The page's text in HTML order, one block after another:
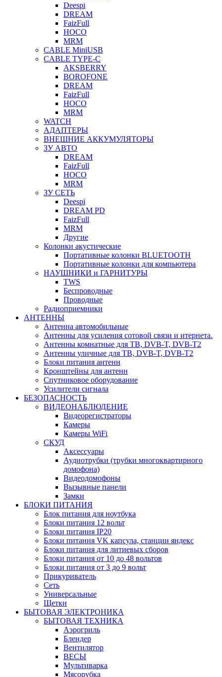
Deespi
DREAM
FaizFull
HOCO
MRM
CABLE MiniUSB
CABLE TYPE-C
AKSBERRY
BOROFONE
DREAM
FaizFull
HOCO
MRM
WATCH
АДАПТЕРЫ
ВНЕШНИЕ АККУМУЛЯТОРЫ
ЗУ АВТО
DREAM
FaizFull
HOCO
MRM
ЗУ СЕТЬ
Deespi
DREAM PD
FaizFull
MRM
Другие
Колонки акустические
Портативные колонки BLUETOOTH
Портативные колонки для компьютера
НАУШНИКИ и ГАРНИТУРЫ
TWS
Беспроводные
Проводные
Радиоприемники
АНТЕННЫ
Антенна автомобильные
Антенны для усиления сотовой связи и итернета.
Антенны комнатные для ТВ, DVB-T, DVB-T2
Антенны уличные для ТВ, DVB-T, DVB-T2
Блоки питания антенн
Кронштейны для антенн
Спутниковое оборудование
Усилители сигнала
БЕЗОПАСНОСТЬ
ВИДЕОНАБЛЮДЕНИЕ
Видеорегистраторы
Камеры
Камеры WiFi
СКУД
Аксессуары
Аудиотрубки (трубки многоквартирного
домофона)
Видеодомофоны
Вызывные панели
Замки
БЛОКИ ПИТАНИЯ
Блок питания для ноутбука
Блоки питания 12 вольт
Блоки питания IP20
Блоки питания VK капсула, станции яндекс
Блоки питания для литиевых сборов
Блоки питания от 10 до 48 вольтов
Блоки питания от 3 до 9 вольт
Прикуриватель
Сеть
Универсальные
Щетки
БЫТОВАЯ ЭЛЕКТРОНИКА
БЫТОВАЯ ТЕХНИКА
Аэрогриль
Блендер
Вентилятор
ВЕСЫ
Мультиварка
Мясорубка